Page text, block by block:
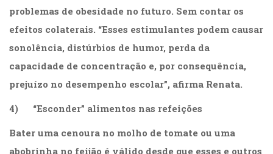
Filosofia
Saúde
(132)
Sem
(0)
(22)
problemas de obesidade no futuro. Sem contar os
efeitos colaterais. “Esses estimulantes podem causar
sonolência, distúrbios de humor, perda da
capacidade de concentração e, por consequência,
prejuízo no desempenho escolar”, afirma Renata.
4) “Esconder” alimentos nas refeições
Bater uma cenoura no molho de tomate ou uma
abobrinha no feijão é válido desde que esses e outros